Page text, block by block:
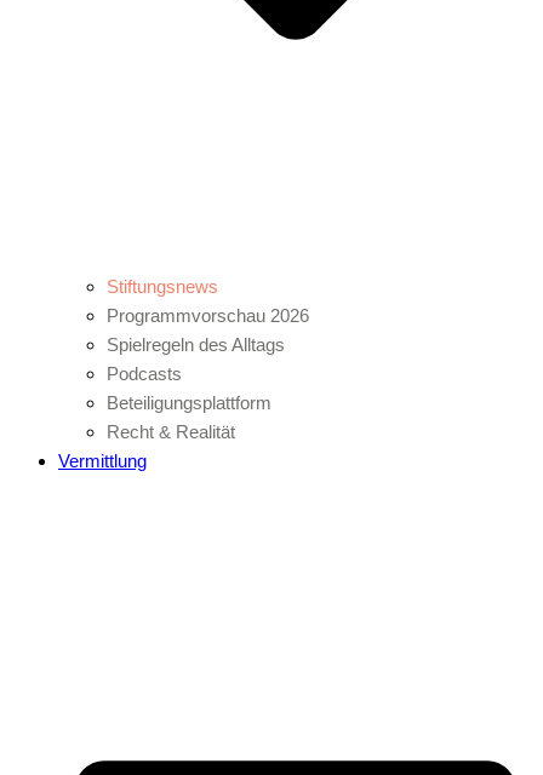
Stiftungsnews
Programmvorschau 2026
Spielregeln des Alltags
Podcasts
Beteiligungsplattform
Recht & Realität
Vermittlung